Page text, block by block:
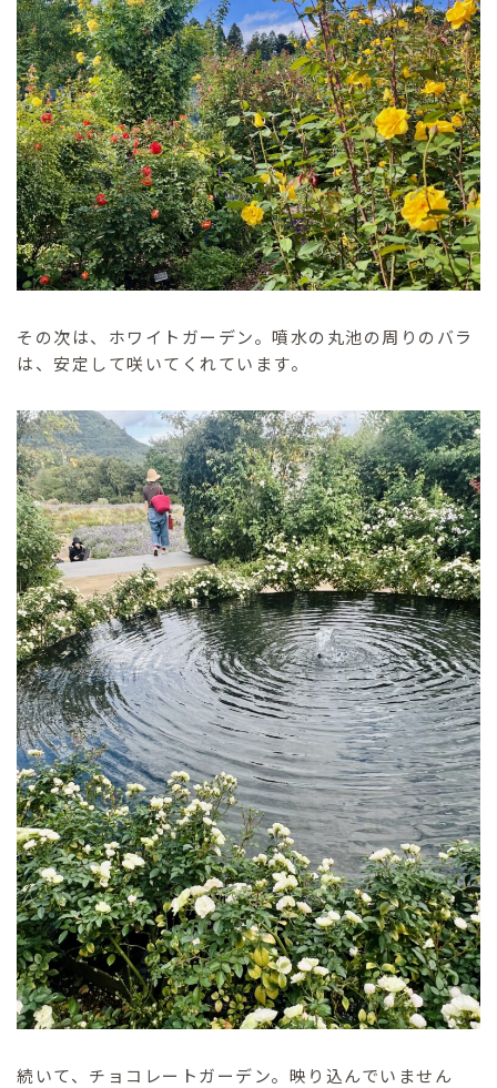
その次は、ホワイトガーデン。噴水の丸池の周りのバラ
は、安定して咲いてくれています。
続いて、チョコレートガーデン。映り込んでいません